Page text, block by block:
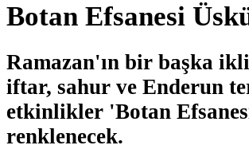
Botan Efsanesi
Ramazan'ın bir başka
iftar, sahur ve Enderun
etkinlikler 'Botan
renklenecek.